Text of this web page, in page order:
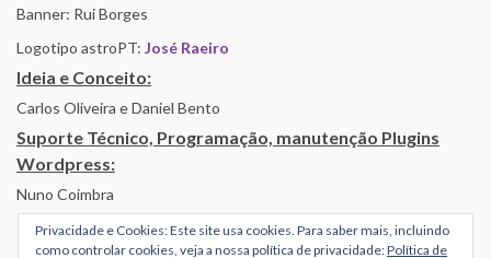
Banner: Rui Borges
Logotipo astroPT: José Raeiro
Ideia e Conceito:
Carlos Oliveira e Daniel Bento
Suporte Técnico, Programação, manutenção Plugins
Wordpress:
Nuno Coimbra
Privacidade e Cookies: Este site usa cookies. Para saber mais, incluindo
como controlar cookies, veja a nossa política de privacidade:Política de